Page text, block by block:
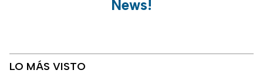
News!
LO MÁS VISTO